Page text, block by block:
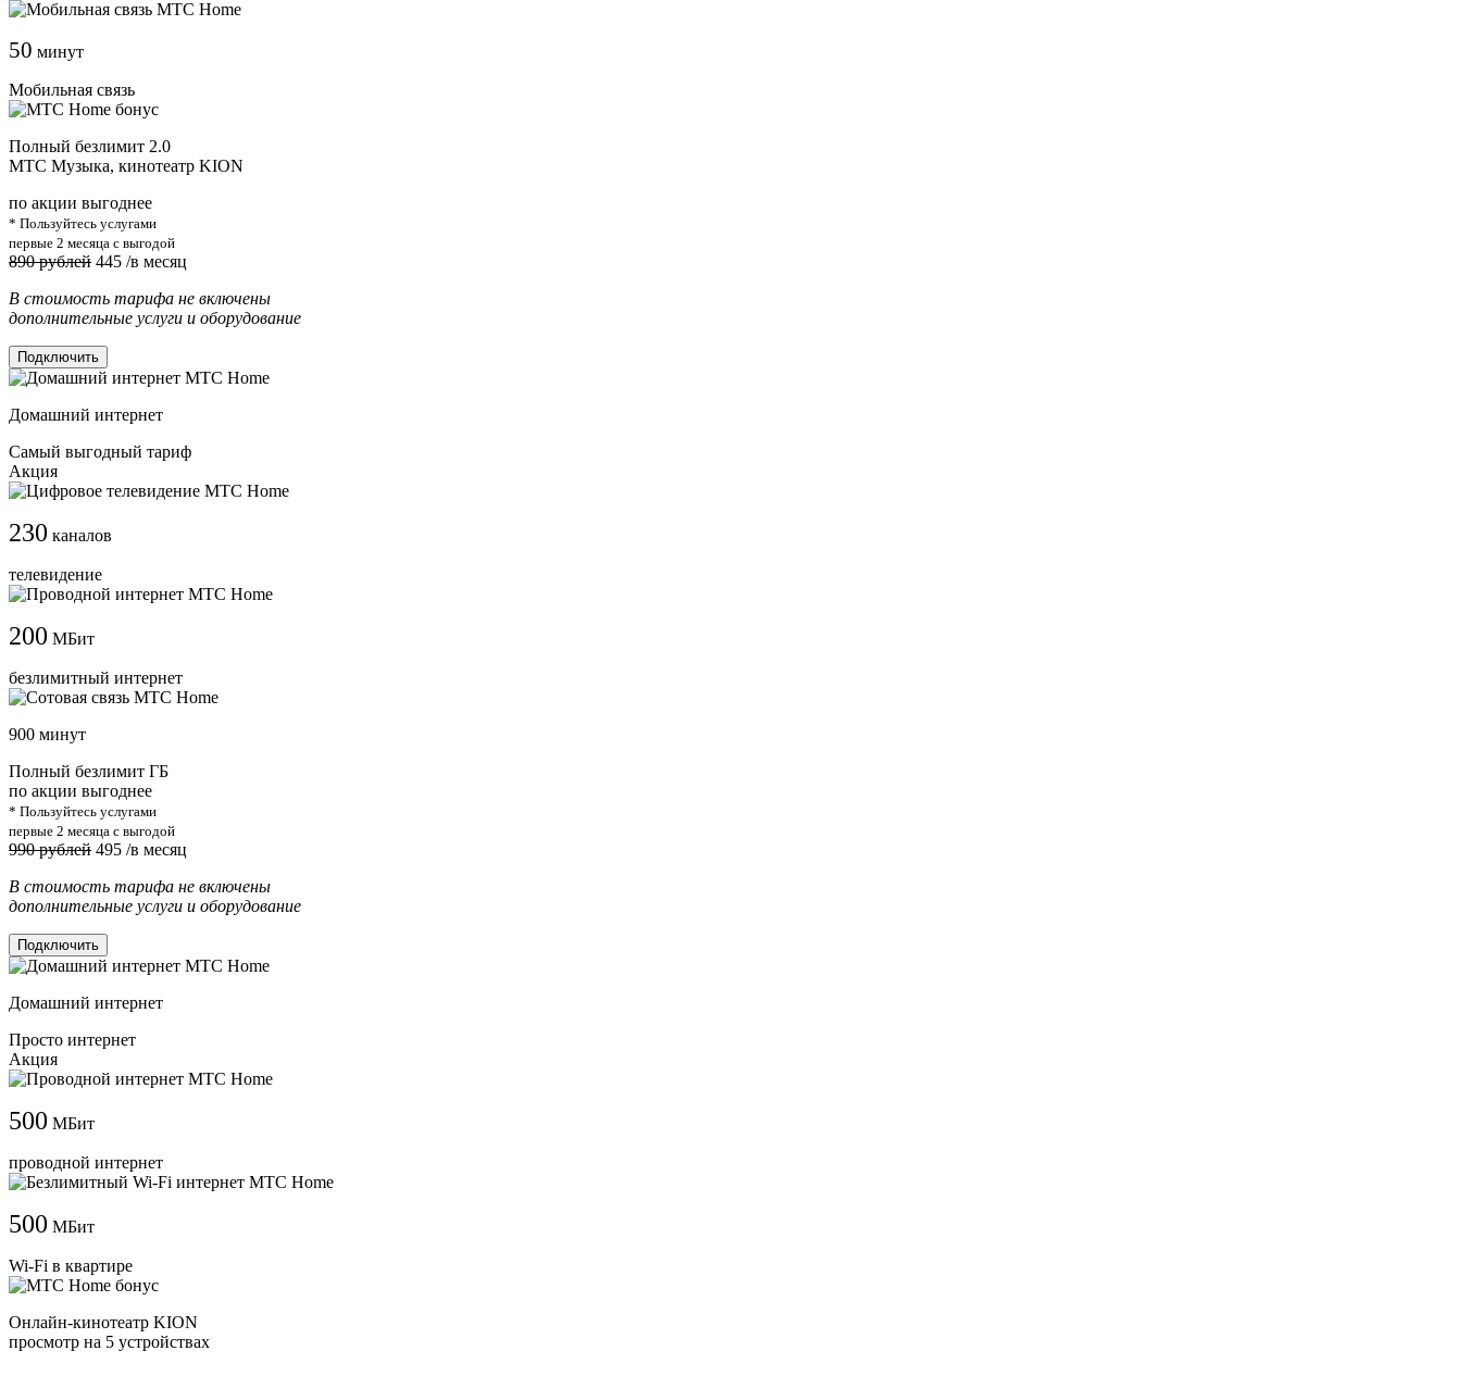
50 минут
Мобильная связь
Полный безлимит 2.0
МТС Музыка, кинотеатр KION
по акции выгоднее
* Пользуйтесь услугами
первые 2 месяца с выгодой
890 рублей 445 /в месяц
В стоимость тарифа не включены
дополнительные услуги и оборудование
Подключить
Домашний интернет
Самый выгодный тариф
Акция
230 каналов
телевидение
200 МБит
безлимитный интернет
900 минут
Полный безлимит ГБ
по акции выгоднее
* Пользуйтесь услугами
первые 2 месяца с выгодой
990 рублей 495 /в месяц
В стоимость тарифа не включены
дополнительные услуги и оборудование
Подключить
Домашний интернет
Просто интернет
Акция
500 МБит
проводной интернет
500 МБит
Wi-Fi в квартире
Онлайн-кинотеатр KION
просмотр на 5 устройствах